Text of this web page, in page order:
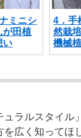
ミニシ
が田植
い
4．手
然栽
機械
ュラルスタイル
を広く知ってほ